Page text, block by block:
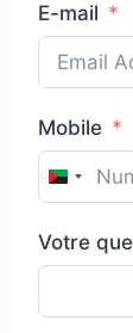
E-mail
Mobile
M
r
i
Votre